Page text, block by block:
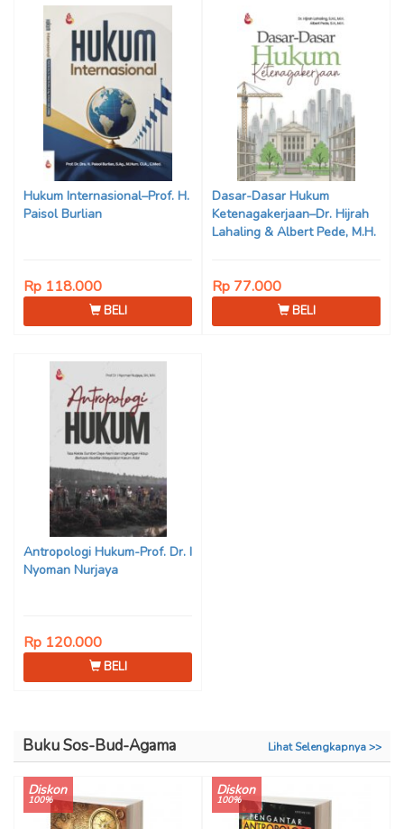
Hukum Internasional–Prof. H.
Paisol Burlian
Rp 118.000
BELI
Dasar-Dasar Hukum
Ketenagakerjaan–Dr. Hijrah
Lahaling & Albert Pede, M.H.
Rp 77.000
BELI
Antropologi Hukum-Prof. Dr. I
Nyoman Nurjaya
Rp 120.000
BELI
Buku Sos-Bud-Agama Lihat Selengkapnya >>
Diskon
100%
Diskon
100%